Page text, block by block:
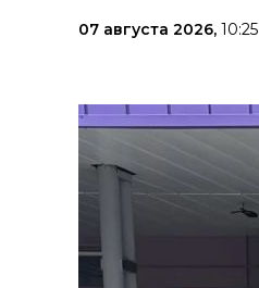
07 августа 2026, 10:25